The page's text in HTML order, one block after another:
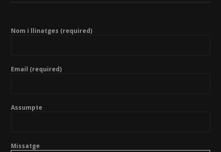
Nom i llinatges (required)
Email (required)
Assumpte
Missatge